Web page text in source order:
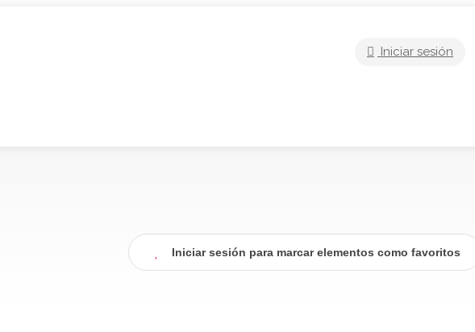
Iniciar sesión
Iniciar sesión para marcar elementos como favoritos